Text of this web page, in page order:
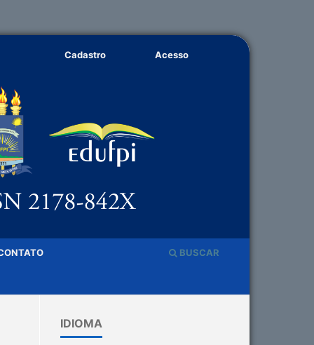
BUSCAR
Cadastro Acesso
IDIOMA